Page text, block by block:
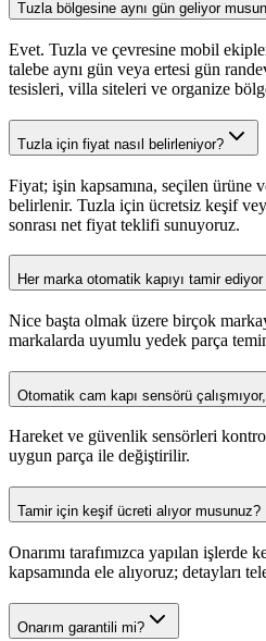
Tuzla bölgesine aynı gün geliyor
Evet. Tuzla ve çevresine mobil
talebe aynı gün veya ertesi gün
tesisleri, villa siteleri ve organize
Tuzla için fiyat nasıl belirleniyor?
Fiyat; işin kapsamına, seçilen ürüne
belirlenir. Tuzla için ücretsiz keşif
sonrası net fiyat teklifi sunuyoruz.
Her marka otomatik kapıyı tamir
Nice başta olmak üzere birçok
markalarda uyumlu yedek parça
Otomatik cam kapı sensörü
Hareket ve güvenlik sensörleri
uygun parça ile değiştirilir.
Tamir için keşif ücreti alıyor musunuz?
Onarımı tarafımızca yapılan işlerde
kapsamında ele alıyoruz; detayları
Onarım garantili mi?